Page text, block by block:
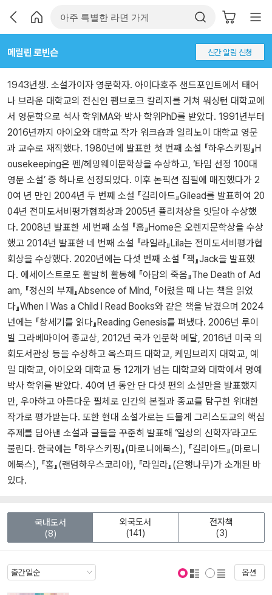
메릴린 로빈슨 신간 알림 신청
1943년생. 소설가이자 영문학자. 아이다호주 샌드포인트에서 태어
나 브라운 대학교의 전신인 펨브로크 칼리지를 거쳐 워싱턴 대학교에
서 영문학으로 석사 학위MA와 박사 학위PhD를 받았다. 1991년부터
2016년까지 아이오와 대학교 작가 워크숍과 일리노이 대학교 영문
과 교수로 재직했다. 1980년에 발표한 첫 번째 소설 『하우스키핑』H
ousekeeping은 펜/헤밍웨이문학상을 수상하고, ‘타임 선정 100대
영문 소설’ 중 하나로 선정되었다. 이후 논픽션 집필에 매진했다가 2
0여 년 만인 2004년 두 번째 소설 『길리아드』Gilead를 발표하여 20
04년 전미도서비평가협회상과 2005년 퓰리처상을 잇달아 수상했
다. 2008년 발표한 세 번째 소설 『홈』Home은 오렌지문학상을 수상
했고 2014년 발표한 네 번째 소설 『라일라』Lila는 전미도서비평가협
회상을 수상했다. 2020년에는 다섯 번째 소설 『잭』Jack을 발표했
다. 에세이스트로도 활발히 활동해 『아담의 죽음』The Death of Ad
am, 『정신의 부재』Absence of Mind, 『어렸을 때 나는 책을 읽었
다』When I Was a Child I Read Books와 같은 책을 남겼으며 2024
년에는 『창세기를 읽다』Reading Genesis를 펴냈다. 2006년 루이
빌 그라베마이어 종교상, 2012년 국가 인문학 메달, 2016년 미국 의
회도서관상 등을 수상하고 옥스퍼드 대학교, 케임브리지 대학교, 예
일 대학교, 아이오와 대학교 등 12개가 넘는 대학교와 대학에서 명예
박사 학위를 받았다. 40여 년 동안 단 다섯 편의 소설만을 발표했지
만, 우아하고 아름다운 필체로 인간의 본질과 종교를 탐구한 위대한
작가로 평가받는다. 또한 현대 소설가로는 드물게 그리스도교의 핵심
주제를 담아낸 소설과 글들을 꾸준히 발표해 ‘일상의 신학자’라고도
불린다. 한국에는 『하우스키핑』(마로니에북스), 『길리아드』(마로니
에북스), 『홈』(랜덤하우스코리아), 『라일라』(은행나무)가 소개된 바
있다.
국내도서
(8)
외국도서
(141)
전자책
(3)
옵션